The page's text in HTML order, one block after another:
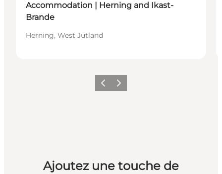
Accommodation | Herning and Ikast-
Brande
Herning, West Jutland
PrécédentSuivant
Ajoutez une touche de